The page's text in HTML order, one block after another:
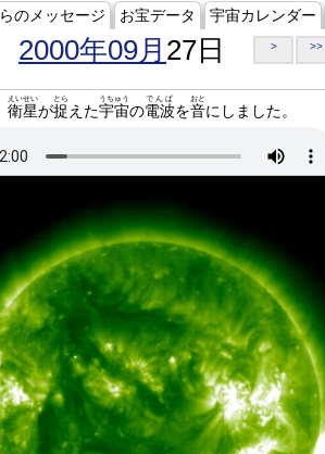
のメッセージ お宝データ 宇宙カレンダー
2000年09月 27日 > >>
衛星
えいせい
が捉
とら
えた宇宙
うちゅう
の電波
でんぱ
を音
おと
にしました。